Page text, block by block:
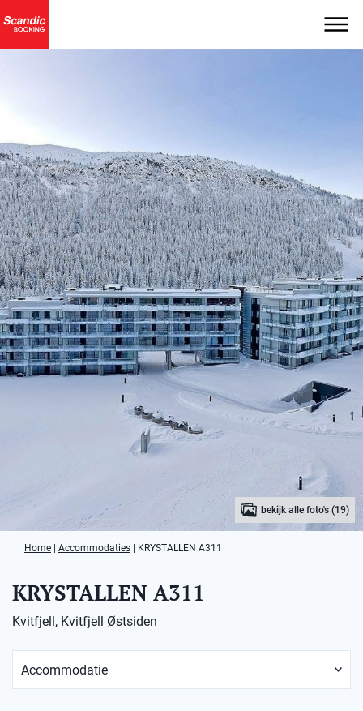
bekijk alle foto's (19)
Home Accommodaties KRYSTALLEN A311
KRYSTALLEN A311
Kvitfjell, Kvitfjell Østsiden